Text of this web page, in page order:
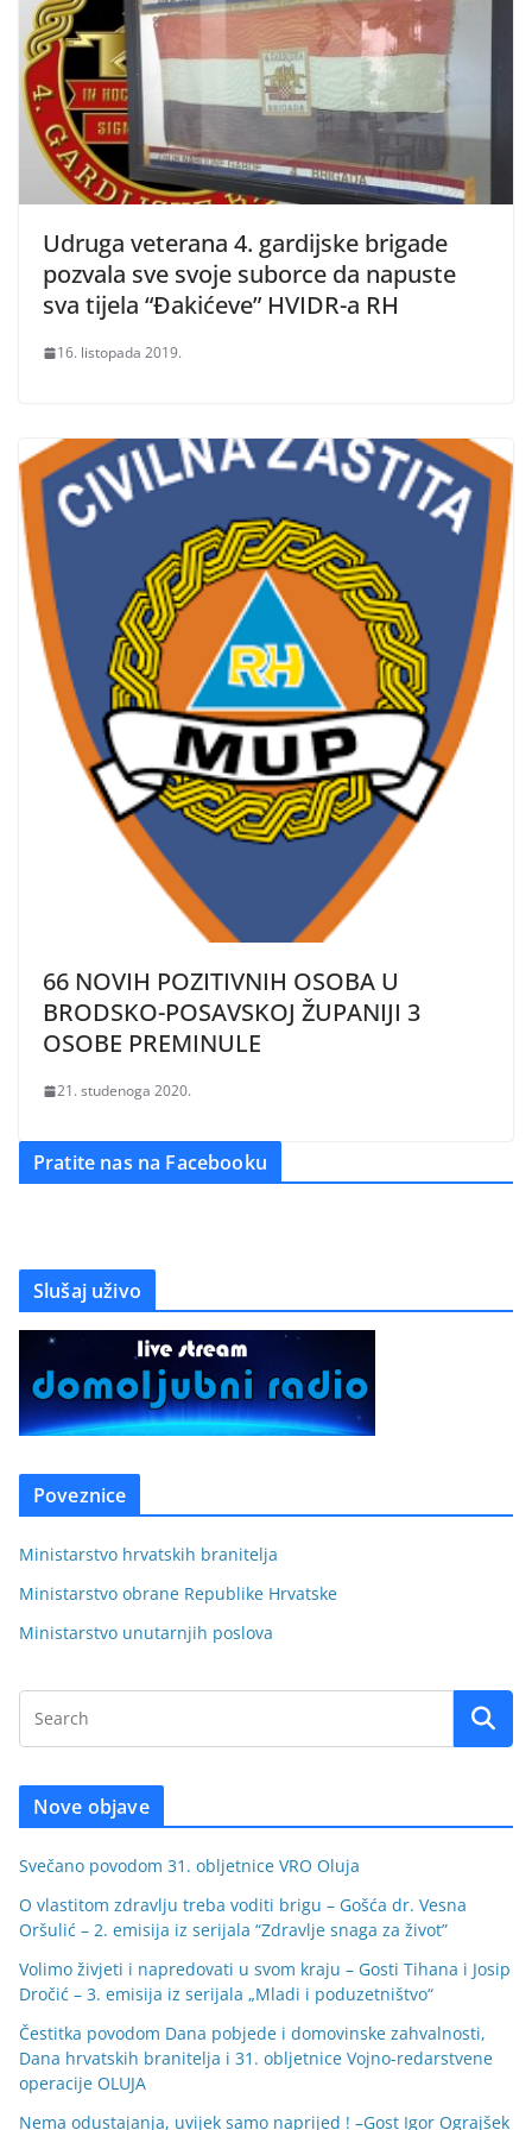
Udruga veterana 4. gardijske brigade
pozvala sve svoje suborce da napuste
sva tijela “Đakićeve” HVIDR-a RH
16. listopada 2019.
66 NOVIH POZITIVNIH OSOBA U
BRODSKO-POSAVSKOJ ŽUPANIJI 3
OSOBE PREMINULE
21. studenoga 2020.
Pratite nas na Facebooku
Slušaj uživo
Poveznice
Ministarstvo hrvatskih branitelja
Ministarstvo obrane Republike Hrvatske
Ministarstvo unutarnjih poslova
Nove objave
Svečano povodom 31. obljetnice VRO Oluja
O vlastitom zdravlju treba voditi brigu – Gošća dr. Vesna
Oršulić – 2. emisija iz serijala “Zdravlje snaga za život”
Volimo živjeti i napredovati u svom kraju – Gosti Tihana i Josip
Dročić – 3. emisija iz serijala „Mladi i poduzetništvo“
Čestitka povodom Dana pobjede i domovinske zahvalnosti,
Dana hrvatskih branitelja i 31. obljetnice Vojno-redarstvene
operacije OLUJA
Nema odustajanja, uvijek samo naprijed ! –Gost Igor Ograjšek